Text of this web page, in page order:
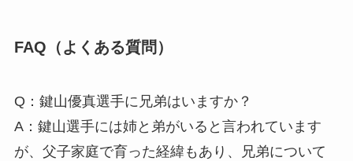
FAQ（よくある質問）
Q：鍵山優真選手に兄弟はいますか？
A：鍵山選手には姉と弟がいると言われています
が、父子家庭で育った経緯もあり、兄弟について